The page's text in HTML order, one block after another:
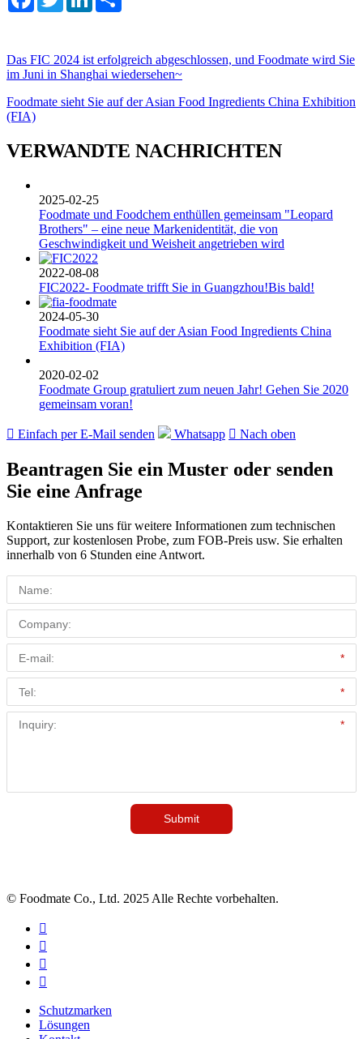
Das FIC 2024 ist erfolgreich abgeschlossen, und Foodmate wird Sie
im Juni in Shanghai wiedersehen~
Foodmate sieht Sie auf der Asian Food Ingredients China Exhibition
(FIA)
VERWANDTE NACHRICHTEN
2025-02-25
Foodmate und Foodchem enthüllen gemeinsam "Leopard
Brothers" – eine neue Markenidentität, die von
Geschwindigkeit und Weisheit angetrieben wird
2022-08-08
FIC2022- Foodmate trifft Sie in Guangzhou!Bis bald!
2024-05-30
Foodmate sieht Sie auf der Asian Food Ingredients China
Exhibition (FIA)
2020-02-02
Foodmate Group gratuliert zum neuen Jahr! Gehen Sie 2020
gemeinsam voran!
 Einfach per E-Mail senden Whatsapp  Nach oben
Beantragen Sie ein Muster oder senden
Sie eine Anfrage
Kontaktieren Sie uns für weitere Informationen zum technischen
Support, zur kostenlosen Probe, zum FOB-Preis usw. Sie erhalten
innerhalb von 6 Stunden eine Antwort.
© Foodmate Co., Ltd. 2025 Alle Rechte vorbehalten.




Schutzmarken
Lösungen